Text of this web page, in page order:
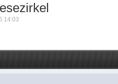
14:03